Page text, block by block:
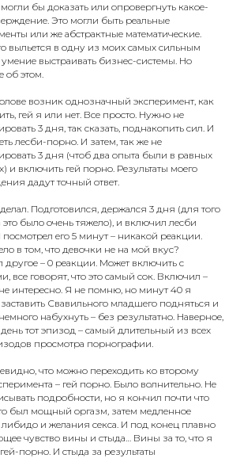
бы доказать или опровергнуть какое-
Это могли быть реальные
или же абстрактные математические.
выльется в одну из моих самых сильным
умение выстраивать бизнес-системы. Но
об этом.
возник однозначный эксперимент, как
гей я или нет. Все просто. Нужно не
3 дня, так сказать, поднакопить сил. И
лесби-порно. И затем, так же не
3 дня (чтоб два опыта были в равных
и включить гей порно. Результаты моего
дадут точный ответ.
Подготовился, держался 3 дня (для того
это было очень тяжело), и включил лесби
его 5 минут – никакой реакции.
в том, что девочки не на мой вкус?
– 0 реакции. Может включить с
все говорят, что это самый сок. Включил –
интересно. Я не помню, но минут 40 я
Свавильного младшего подняться и
набухнуть – без результатно. Наверное,
тот эпизод – самый длительный из всех
просмотра порнографии.
что можно переходить ко второму
– гей порно. Было волнительно. Не
подробности, но я кончил почти что
был мощный оргазм, затем медленное
и желания секса. И под конец плавно
чувство вины и стыда… Вины за то, что я
порно. И стыда за результаты